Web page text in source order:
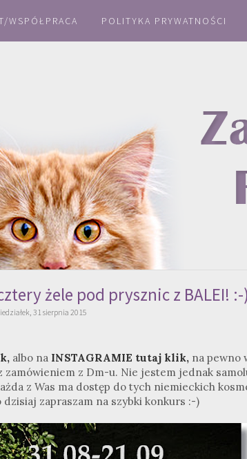
WSPÓŁPRACA POLITYKA PRYWATNOŚCI
żele pod prysznic z BALEI! :-)
31 sierpnia 2015
albo na INSTAGRAMIE tutaj klik, na pewno
z Dm-u. Nie jestem jednak
z Was ma dostęp do tych niemieckich
zapraszam na szybki konkurs :-)